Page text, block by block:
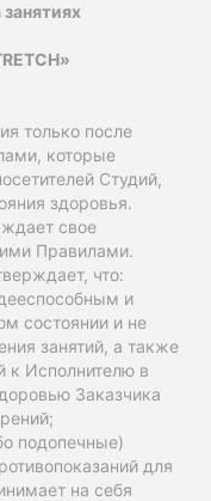
только после
которые
Студий,
здоровья.
свое
Правилами.
что:
и
состоянии и не
занятий, а также
к Исполнителю в
Заказчика
подопечные)
для
на себя